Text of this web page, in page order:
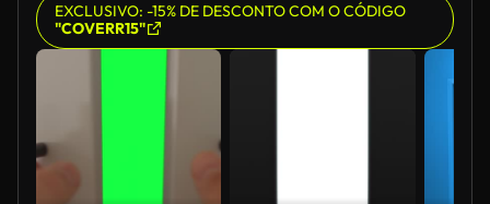
EXCLUSIVO: -15% DE DESCONTO COM O CÓDIGO
"COVERR15"